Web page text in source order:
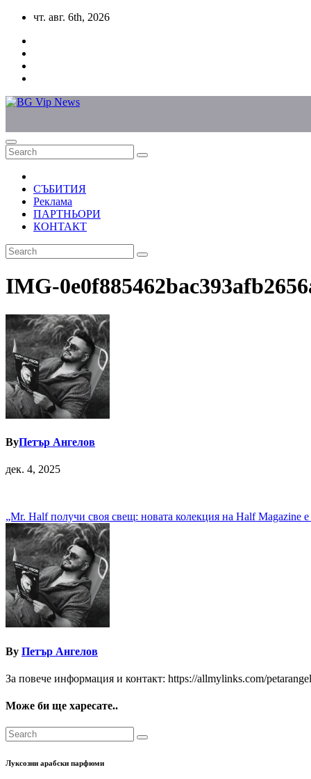
Skip
content
чт. авг. 6th, 2026
СЪБИТИЯ
Реклама
ПАРТНЬОРИ
КОНТАКТ
IMG-
ByПетър Ангелов
дек. 4, 2025
Навигация
„Mr. Half получи своя свещ: новата колекция на Half Magazine
By Петър Ангелов
За повече информация и контакт: https://allmylinks.com/
Може би ще харесате..
Луксозни арабски парфюми